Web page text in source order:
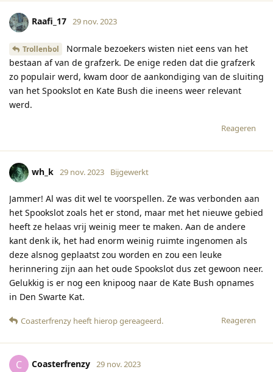
Raafi_17 29 nov. 2023
Trollenbol
Normale bezoekers wisten niet eens van het
bestaan af van de grafzerk. De enige reden dat die grafzerk
zo populair werd, kwam door de aankondiging van de sluiting
van het Spookslot en Kate Bush die ineens weer relevant
werd.
Reageren
wh_k 29 nov. 2023 Bijgewerkt
Jammer! Al was dit wel te voorspellen. Ze was verbonden aan
het Spookslot zoals het er stond, maar met het nieuwe gebied
heeft ze helaas vrij weinig meer te maken. Aan de andere
kant denk ik, het had enorm weinig ruimte ingenomen als
deze alsnog geplaatst zou worden en zou een leuke
herinnering zijn aan het oude Spookslot dus zet gewoon neer.
Gelukkig is er nog een knipoog naar de Kate Bush opnames
in Den Swarte Kat.
Reageren
Coasterfrenzy heeft hierop gereageerd.
C Coasterfrenzy 29 nov. 2023